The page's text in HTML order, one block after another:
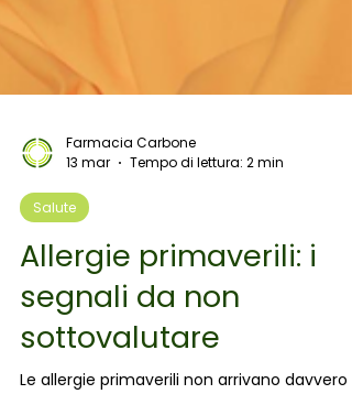
13 mar
Salute
Allergie primaverili: i
segnali da non
sottovalutare